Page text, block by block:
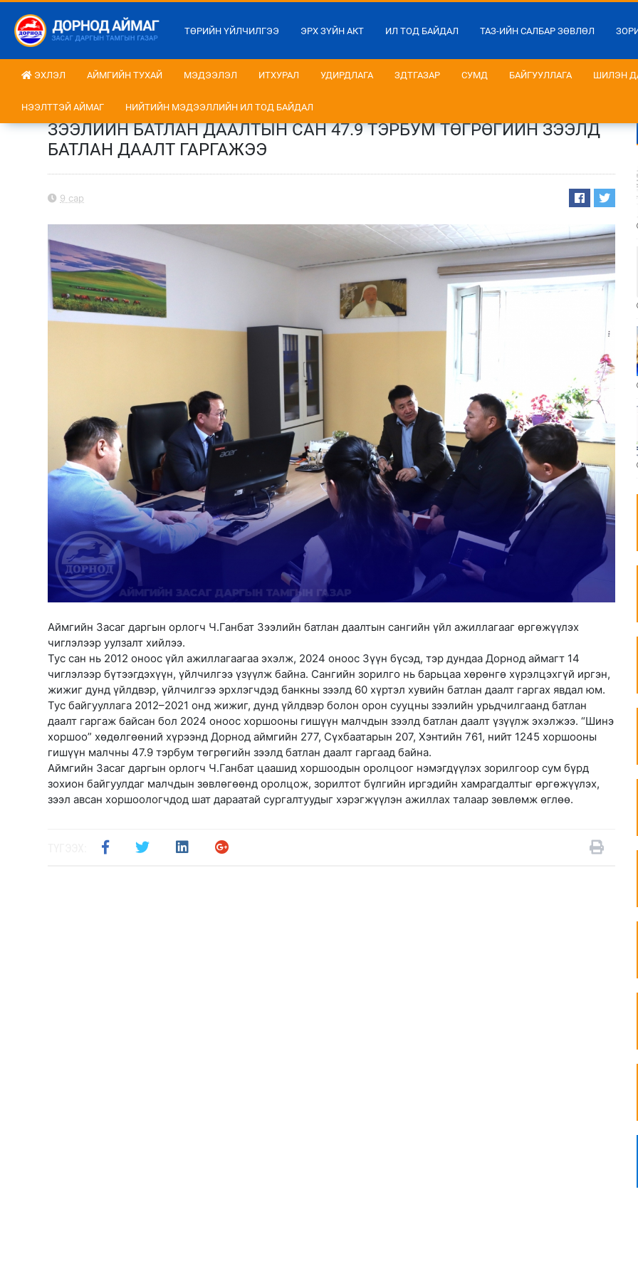
ТӨРИЙН ҮЙЛЧИЛГЭЭ ЭРХ ЗҮЙН АКТ ИЛ ТОД БАЙДАЛ ТАЗ-ИЙН САЛБАР ЗӨВЛӨЛ
ЭХЛЭЛ АЙМГИЙН ТУХАЙ МЭДЭЭЛЭЛ ИТХУРАЛ УДИРДЛАГА ЗДТГАЗАР СУМД БАЙГУУЛЛАГА ШИЛЭН
НЭЭЛТТЭЙ АЙМАГ НИЙТИЙН МЭДЭЭЛЛИЙН ИЛ ТОД БАЙДАЛ
ЗЭЭЛИЙН БАТЛАН ДААЛТЫН САН 47.9 ТЭРБУМ ТӨГРӨГИЙН ЗЭЭЛД
БАТЛАН ДААЛТ ГАРГАЖЭЭ
9 сар
Аймгийн Засаг даргын орлогч Ч.Ганбат Зээлийн батлан даалтын сангийн үйл ажиллагааг өргөжүүлэх
чиглэлээр уулзалт хийлээ.
Тус сан нь 2012 оноос үйл ажиллагаагаа эхэлж, 2024 оноос Зүүн бүсэд, тэр дундаа Дорнод аймагт 14
чиглэлээр бүтээгдэхүүн, үйлчилгээ үзүүлж байна. Сангийн зорилго нь барьцаа хөрөнгө хүрэлцэхгүй иргэн,
жижиг дунд үйлдвэр, үйлчилгээ эрхлэгчдэд банкны зээлд 60 хүртэл хувийн батлан даалт гаргах явдал юм.
Тус байгууллага 2012–2021 онд жижиг, дунд үйлдвэр болон орон сууцны зээлийн урьдчилгаанд батлан
даалт гаргаж байсан бол 2024 оноос хоршооны гишүүн малчдын зээлд батлан даалт үзүүлж эхэлжээ. “Шинэ
хоршоо” хөдөлгөөний хүрээнд Дорнод аймгийн 277, Сүхбаатарын 207, Хэнтийн 761, нийт 1245 хоршооны
гишүүн малчны 47.9 тэрбум төгрөгийн зээлд батлан даалт гаргаад байна.
Аймгийн Засаг даргын орлогч Ч.Ганбат цаашид хоршоодын оролцоог нэмэгдүүлэх зорилгоор сум бүрд
зохион байгуулдаг малчдын зөвлөгөөнд оролцож, зорилтот бүлгийн иргэдийн хамрагдалтыг өргөжүүлэх,
зээл авсан хоршоологчдод шат дараатай сургалтуудыг хэрэгжүүлэн ажиллах талаар зөвлөмж өглөө.